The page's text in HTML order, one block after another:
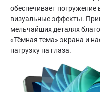
обеспечивает
визуальные эффекты.
мельчайших деталях
«Тёмная тема» экрана и
нагрузку на глаза.